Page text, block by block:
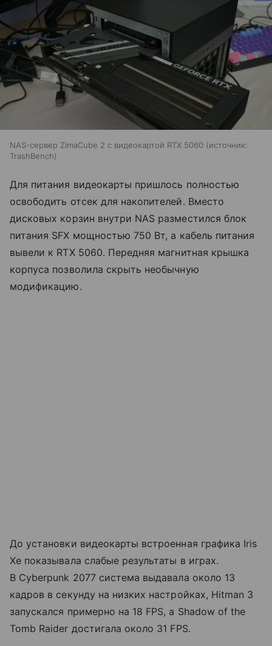
NAS-сервер ZimaCube 2 с видеокартой RTX 5060
источник:
TrashBench
Для питания видеокарты пришлось полностью
освободить отсек для накопителей. Вместо
дисковых корзин внутри NAS разместился блок
питания SFX мощностью 750 Вт, а кабель питания
вывели к RTX 5060. Передняя магнитная крышка
корпуса позволила скрыть необычную
модификацию.
До установки видеокарты встроенная графика Iris
Xe показывала слабые результаты в играх.
В Cyberpunk 2077 система выдавала около 13
кадров в секунду на низких настройках, Hitman 3
запускался примерно на 18 FPS, а Shadow of the
Tomb Raider достигала около 31 FPS.